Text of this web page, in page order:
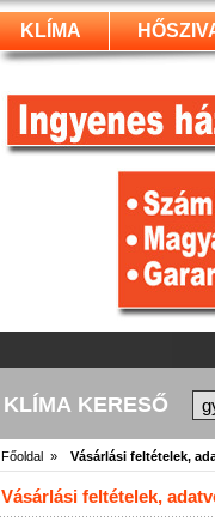
KLÍMA
KLÍMA KERESŐ
Főoldal » Vásárlási feltételek,
Vásárlási feltételek,